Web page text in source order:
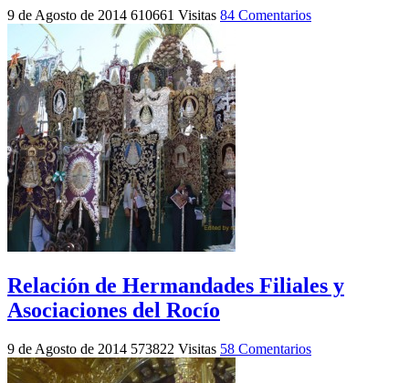
9 de Agosto de 2014 610661 Visitas 84 Comentarios
Relación de Hermandades Filiales y
Asociaciones del Rocío
9 de Agosto de 2014 573822 Visitas 58 Comentarios